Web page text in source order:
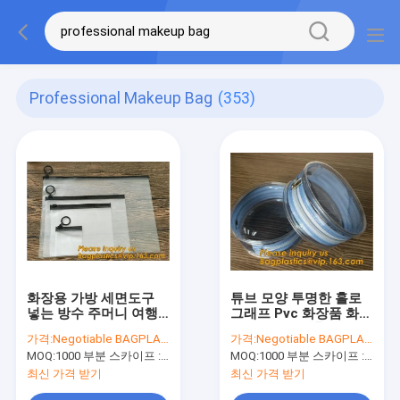
Professional Makeup Bag (353)
화장용 가방 세면도구
넣는 방수 주머니 여행
명백한 장비 창시자 가
방, 메이크업 여행 창시
자 화장품
가격:Negotiable BAGPLASTICS@YAHOO.COM
MOQ:1000 부분 스카이프 : 마이데아르닐
최신 가격 받기
튜브 모양 투명한 홀로
그래프 Pvc 화장품 화장
프 빛나는 PVC 메이크
업 팁 화장품 저장
가격:Negotiable BAGPLASTICS@YAHOO.COM
MOQ:1000 부분 스카이프 : 마이데아르닐
최신 가격 받기